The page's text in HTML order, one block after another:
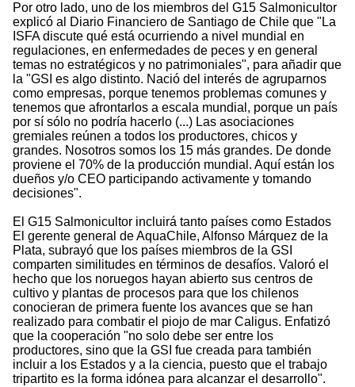
Por otro lado, uno de los miembros del G15 Salmonicultor
explicó al Diario Financiero de Santiago de Chile que "La
ISFA discute qué está ocurriendo a nivel mundial en
regulaciones, en enfermedades de peces y en general
temas no estratégicos y no patrimoniales", para añadir que
la "GSI es algo distinto. Nació del interés de agruparnos
como empresas, porque tenemos problemas comunes y
tenemos que afrontarlos a escala mundial, porque un país
por sí sólo no podría hacerlo (...) Las asociaciones
gremiales reúnen a todos los productores, chicos y
grandes. Nosotros somos los 15 más grandes. De donde
proviene el 70% de la producción mundial. Aquí están los
dueños y/o CEO participando activamente y tomando
decisiones".
El G15 Salmonicultor incluirá tanto países como Estados
El gerente general de AquaChile, Alfonso Márquez de la
Plata, subrayó que los países miembros de la GSI
comparten similitudes en términos de desafíos. Valoró el
hecho que los noruegos hayan abierto sus centros de
cultivo y plantas de procesos para que los chilenos
conocieran de primera fuente los avances que se han
realizado para combatir el piojo de mar Caligus. Enfatizó
que la cooperación "no solo debe ser entre los
productores, sino que la GSI fue creada para también
incluir a los Estados y a la ciencia, puesto que el trabajo
tripartito es la forma idónea para alcanzar el desarrollo".